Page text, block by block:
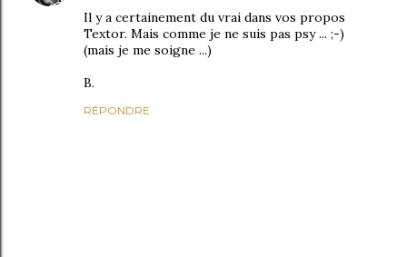
Il y a certainement du vrai dans vos propos
Textor. Mais comme je ne suis pas psy ... ;-)
(mais je me soigne ...)
B.
RÉPONDRE